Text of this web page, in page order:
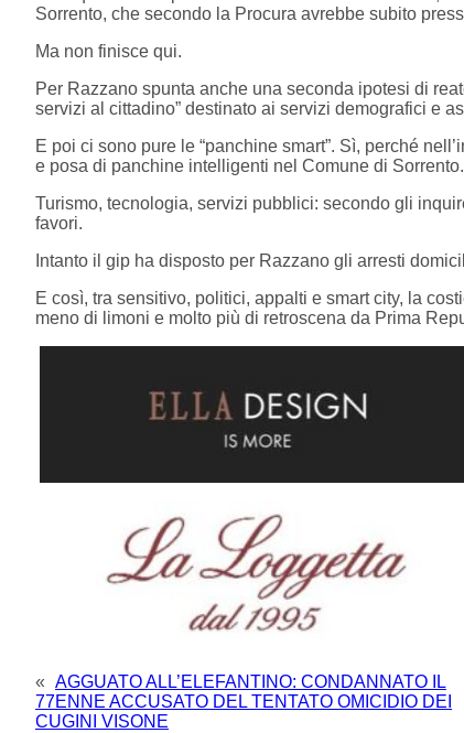
Sorrento, che secondo la Procura avrebbe subito
Ma non finisce qui.
Per Razzano spunta anche una seconda ipotesi di
servizi al cittadino” destinato ai servizi demografici e
E poi ci sono pure le “panchine smart”. Sì, perché
e posa di panchine intelligenti nel Comune di Sorrento.
Turismo, tecnologia, servizi pubblici: secondo gli
favori.
Intanto il gip ha disposto per Razzano gli arresti
E così, tra sensitivo, politici, appalti e smart city, la
meno di limoni e molto più di retroscena da Prima
« AGGUATO ALL’ELEFANTINO: CONDANNATO IL
77ENNE ACCUSATO DEL TENTATO OMICIDIO DEI
CUGINI VISONE